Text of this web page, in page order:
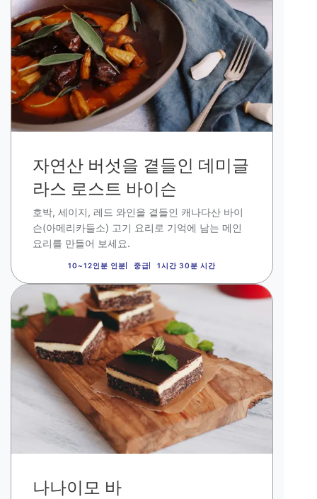
자연산 버섯을 곁들인 데미글
라스 로스트 바이슨
호박, 세이지, 레드 와인을 곁들인 캐나다산 바이
슨(아메리카들소) 고기 요리로 기억에 남는 메인
요리를 만들어 보세요.
10~12인분 인분 중급 1시간 30분 시간
이
미
지
나나이모 바